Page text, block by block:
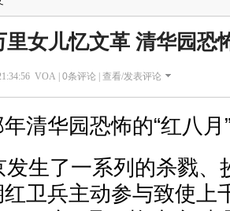
里女儿忆文革 清华园恐
VOA | 0条评论 | 查看/发表评论
年清华园恐怖的“红八月
发生了一系列的杀戮、
卫兵主动参与致使上